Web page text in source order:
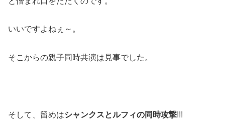
いいですよねぇ～。
そこからの親子同時共演は見事でした。
そして、留めはシャンクスとルフィの同時攻撃!!!